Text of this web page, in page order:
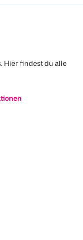
Hier findest du alle